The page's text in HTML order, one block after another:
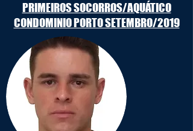
PRIMEIROS SOCORROS/AQUÁTICO
CONDOMINIO PORTO SETEMBRO/2019